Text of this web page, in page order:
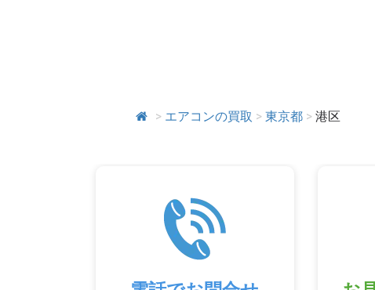
> エアコンの買取 > 東京都 > 港区